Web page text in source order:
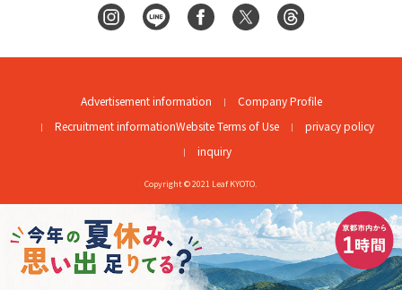
Advertisement information
Company Profile
Recruitment informationWebsite Terms of Use
privacy policy
inquiry
Copyright © 2021 Leaf KYOTO.